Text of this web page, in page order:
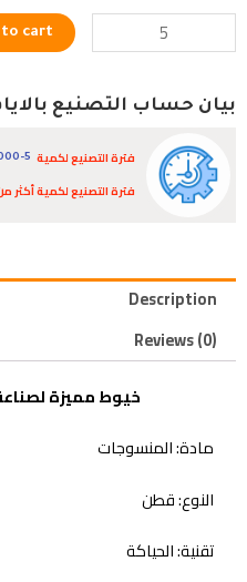
to cart
بيان حساب التصنيع
فترة التصنيع لكمية 5
فترة التصنيع لكمية أكثر
Description
Reviews (0)
خيوط مميزة
مادة: المنسوجات
النوع: قطن
تقنية: الحياكة